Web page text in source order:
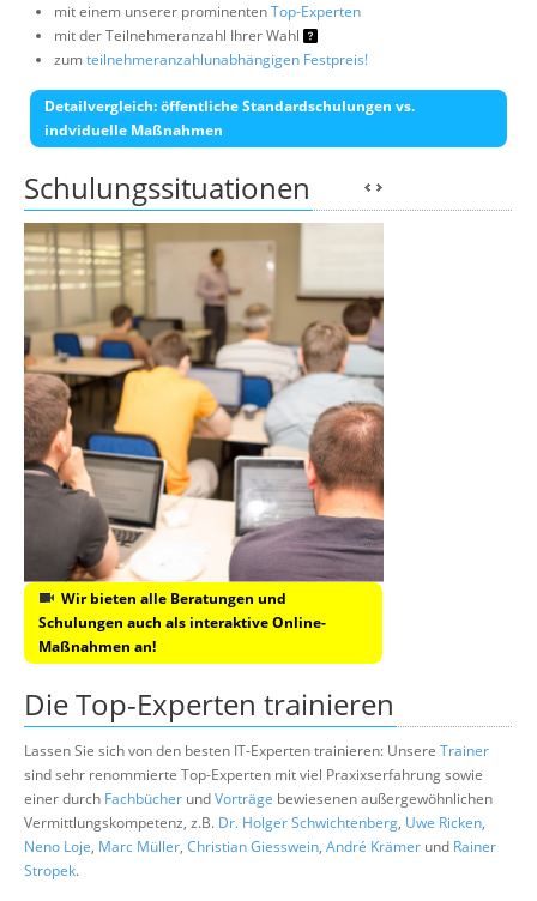
mit einem unserer prominentenTop-Experten
mit der Teilnehmeranzahl Ihrer Wahl
zumteilnehmeranzahlunabhängigen Festpreis!
Detailvergleich: öffentliche Standardschulungen vs.
indviduelle Maßnahmen
Schulungssituationen
Wir bieten alle Beratungen und
Schulungen auch als interaktive Online-
Maßnahmen an!
Die Top-Experten trainieren
Lassen Sie sich von den besten IT-Experten trainieren: Unsere Trainer
sind sehr renommierte Top-Experten mit viel Praxixserfahrung sowie
einer durch Fachbücher undVorträge bewiesenen außergewöhnlichen
Vermittlungskompetenz, z.B. Dr. Holger Schwichtenberg, Uwe Ricken,
Neno Loje, Marc Müller, Christian Giesswein, André Krämer und Rainer
Stropek.